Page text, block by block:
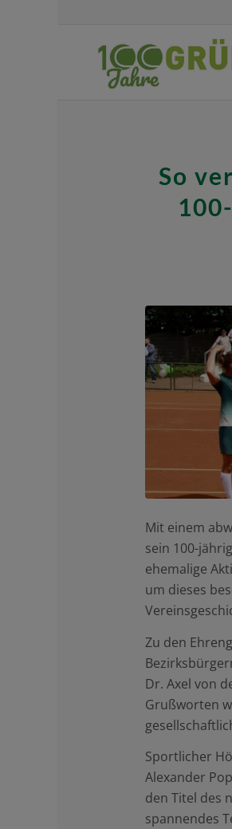
So
Mit einem
sein 100-
ehemalige
um dieses
Zu den
Dr. Axel von
Grußworten
Sportlicher
Alexander
den Titel des
spannendes